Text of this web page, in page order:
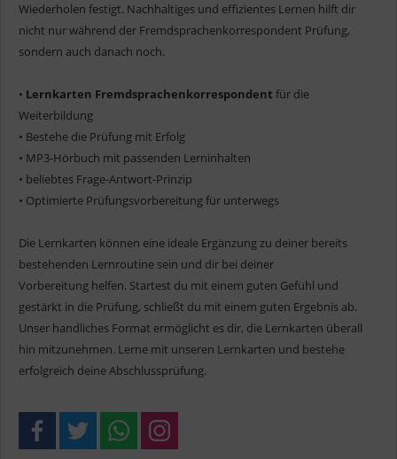
Wiederholen festigt. Nachhaltiges und effizientes Lernen hilft dir
nicht nur während der Fremdsprachenkorrespondent Prüfung,
sondern auch danach noch.
• Lernkarten Fremdsprachenkorrespondent für die
Weiterbildung
• Bestehe die Prüfung mit Erfolg
• MP3-Hörbuch mit passenden Lerninhalten
• beliebtes Frage-Antwort-Prinzip
• Optimierte Prüfungsvorbereitung für unterwegs
Die Lernkarten können eine ideale Ergänzung zu deiner bereits
bestehenden Lernroutine sein und dir bei deiner
Vorbereitung helfen. Startest du mit einem guten Gefühl und
gestärkt in die Prüfung, schließt du mit einem guten Ergebnis ab.
Unser handliches Format ermöglicht es dir, die Lernkarten überall
hin mitzunehmen. Lerne mit unseren Lernkarten und bestehe
erfolgreich deine Abschlussprüfung.